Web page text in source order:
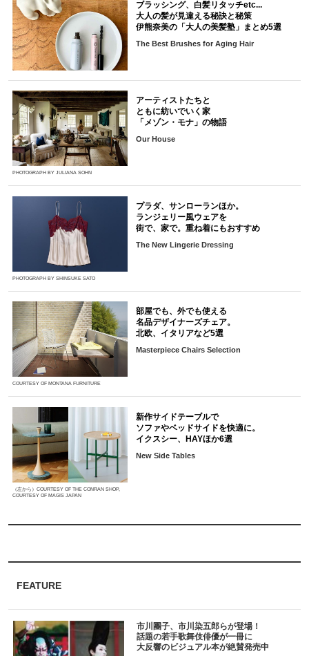
FEATURE
市川團子、市川染五郎らが登場！
話題の若手歌舞伎俳優が一冊に
大反響のビジュアル本が絶賛発売中
ブラッシング、白髪リタッチetc...
大人の髪が見違える秘訣と秘策
伊熊奈美の「大人の美髪塾」まとめ5選
The Best Brushes for Aging Hair
PHOTOGRAPH BY JULIANA SOHN
アーティストたちと
ともに紡いでいく家
「メゾン・モナ」の物語
Our House
PHOTOGRAPH BY SHINSUKE SATO
プラダ、サンローランほか。
ランジェリー風ウェアを
街で、家で。重ね着にもおすすめ
The New Lingerie Dressing
COURTESY OF MONTANA FURNITURE
部屋でも、外でも使える
名品デザイナーズチェア。
北欧、イタリアなど5選
Masterpiece Chairs Selection
（左から）COURTESY OF THE CONRAN SHOP,
COURTESY OF MAGIS JAPAN
新作サイドテーブルで
ソファやベッドサイドを快適に。
イクスシー、HAYほか6選
New Side Tables